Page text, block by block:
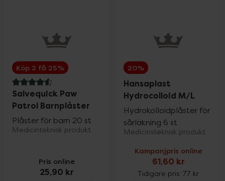
Köp 2 få 25%
4.6 av 5 i omdöme
Salvequick Paw
Patrol Barnplåster
Plåster för barn 20 st
Medicinteknisk produkt
Pris online
25,90 kr
20%
Hansaplast
Hydrocolloid M/L
Hydrokolloidplåster för
sårläkning 6 st
Medicinsteknisk produkt
Kampanjpris online
61,60 kr
Tidigare pris: 77 kr